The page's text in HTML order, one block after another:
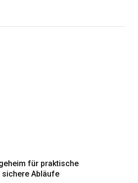
für praktische
Abläufe